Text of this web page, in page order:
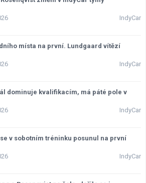
IndyCar
místa na první. Lundgaard vítězí
IndyCar
dominuje kvalifikacím, má páté pole v
IndyCar
se v sobotním tréninku posunul na první
IndyCar